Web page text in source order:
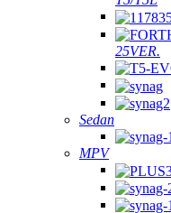
25VER.
Sedan
MPV